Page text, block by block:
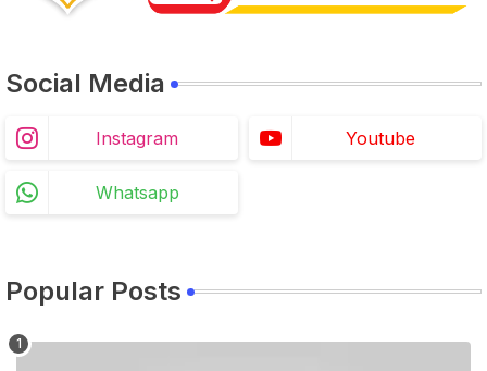
Social Media
Instagram Youtube
Whatsapp
Popular Posts